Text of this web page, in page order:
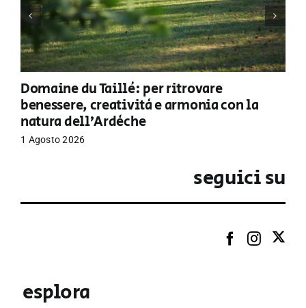
Domaine du Taillé: per ritrovare
benessere, creatività e armonia con la
natura dell’Ardèche
1 Agosto 2026
seguici su
esplora